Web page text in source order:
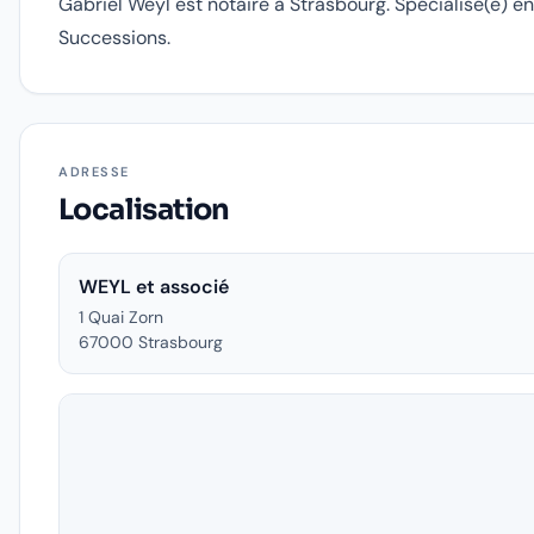
Successions.
ADRESSE
Localisation
WEYL et associé
1 Quai Zorn
67000 Strasbourg